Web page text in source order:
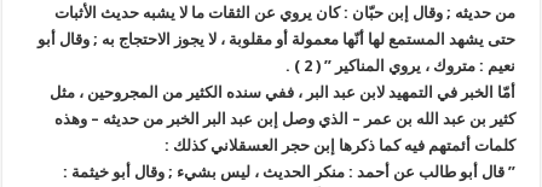
من حديثه ; وقال إبن حبّان : كان يروي عن الثقات ما لا يشبه حديث الأثبات
حتى يشهد المستمع لها أنّها معمولة أو مقلوبة ، لا يجوز الاحتجاج به ; وقال أبو
نعيم : متروك ، يروي المناكير ” ( 2 ) .
أمّا الخبر في التمهيد لابن عبد البر ، ففي سنده الكثير من المجروحين ، مثل
كثير بن عبد الله بن عمر – الذي وصل إبن عبد البر الخبر من حديثه – وهذه
كلمات أئمتهم فيه كما ذكرها إبن حجر العسقلاني كذلك :
” قال أبو طالب عن أحمد : منكر الحديث ، ليس بشيء ; وقال أبو خيثمة :